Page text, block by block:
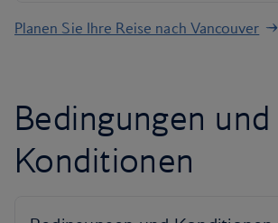
Planen Sie Ihre Reise nach Vancouver
Bedingungen und
Konditionen